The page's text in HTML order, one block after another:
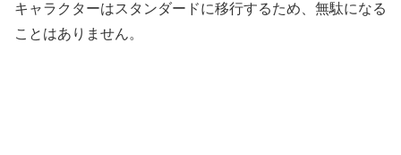
キャラクターはスタンダードに移行するため、無駄になる
ことはありません。